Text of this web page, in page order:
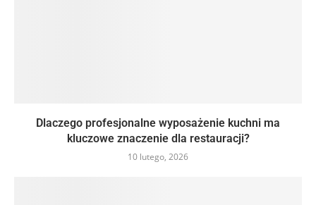
Dlaczego profesjonalne wyposażenie kuchni ma
kluczowe znaczenie dla restauracji?
10 lutego, 2026